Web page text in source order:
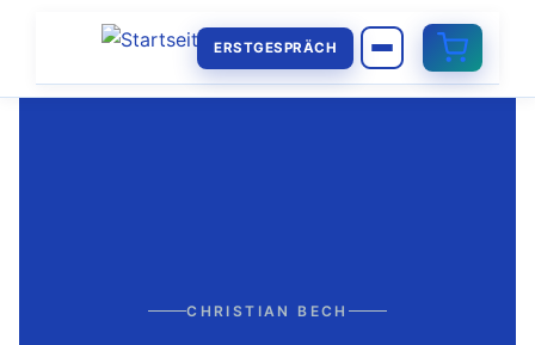
ERSTGESPRÄCH
CHRISTIAN BECH